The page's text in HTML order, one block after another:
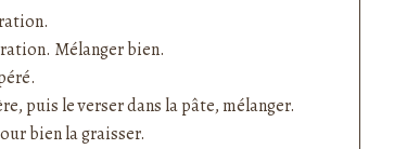
Mélanger bien.
puis le verser dans la pâte, mélanger.
bien la graisser.